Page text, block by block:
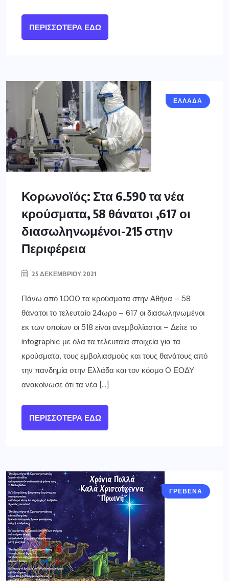
ΠΕΡΙΣΣΌΤΕΡΑ ΕΔΏ
ΕΛΛΑΔΑ
Κορωνοϊός: Στα 6.590 τα νέα
κρούσματα, 58 θάνατοι ,617 οι
διασωληνωμένοι-215 στην
Περιφέρεια
25 ΔΕΚΕΜΒΡΊΟΥ 2021
Πάνω από 1.000 τα κρούσματα στην Αθήνα – 58
θάνατοι το τελευταίο 24ωρο – 617 οι διασωληνωμένοι
εκ των οποίων οι 518 είναι ανεμβολίαστοι – Δείτε το
infographic με όλα τα τελευταία στοιχεία για τα
κρούσματα, τους εμβολιασμούς και τους θανάτους από
την πανδημία στην Ελλάδα και τον κόσμο Ο ΕΟΔΥ
ανακοίνωσε ότι τα νέα […]
ΠΕΡΙΣΣΌΤΕΡΑ ΕΔΏ
ΓΡΕΒΕΝΑ